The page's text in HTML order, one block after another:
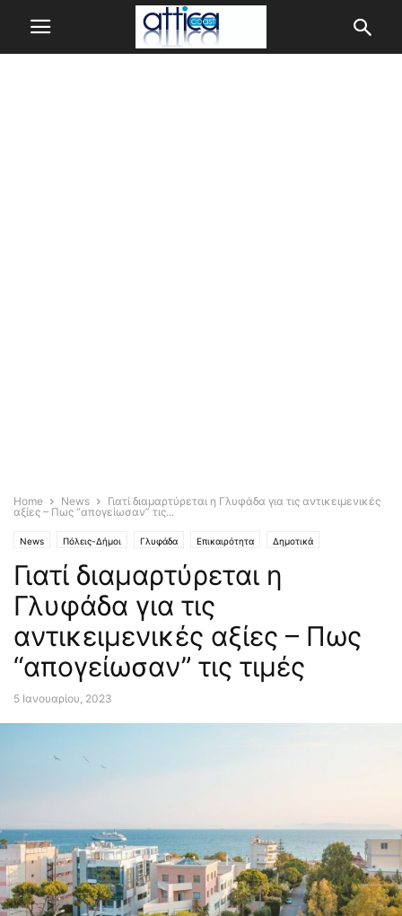
Home News
Γιατί διαμαρτύρεται η Γλυφάδα για τις αντικειμενικές
αξίες – Πως “απογείωσαν” τις...
News Πόλεις-Δήμοι Γλυφάδα Επικαιρότητα Δημοτικά
Breaking news
Γιατί διαμαρτύρεται η
Γλυφάδα για τις
αντικειμενικές αξίες – Πως
“απογείωσαν” τις τιμές
5 Ιανουαρίου, 2023